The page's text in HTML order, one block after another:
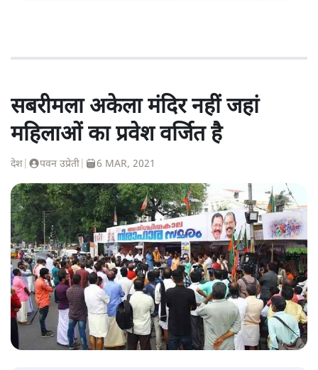
सबरीमला अकेला मंदिर नहीं जहां
महिलाओं का प्रवेश वर्जित है
देश पवन उप्रेती 6 MAR, 2021